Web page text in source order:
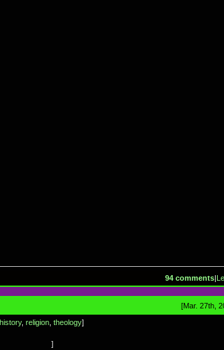
94 comments|
[Mar. 27th,
history, religion theology]
]